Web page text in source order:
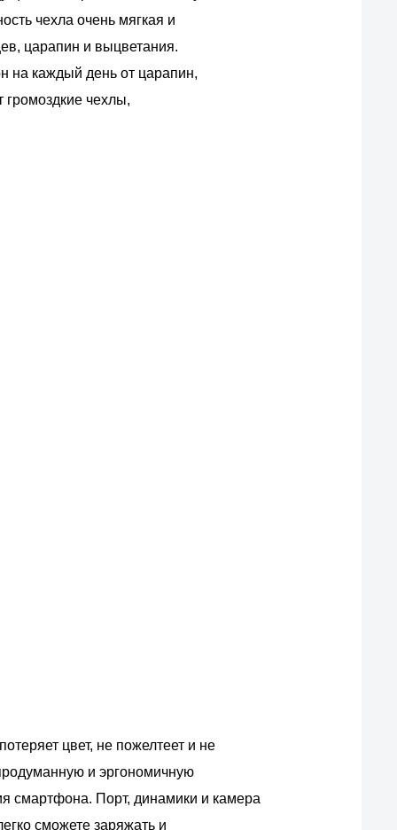
чехла очень мягкая и
царапин и выцветания.
на каждый день от царапин,
громоздкие чехлы,
цвет, не пожелтеет и не
и эргономичную
смартфона. Порт, динамики и камера
сможете заряжать и